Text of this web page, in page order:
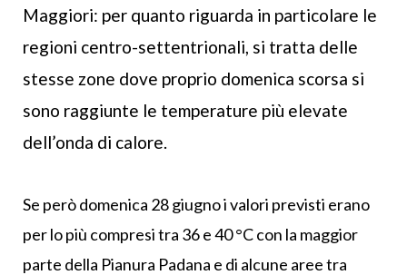
Maggiori: per quanto riguarda in particolare le
regioni centro-settentrionali, si tratta delle
stesse zone dove proprio domenica scorsa si
sono raggiunte le temperature più elevate
dell’onda di calore.
Se però domenica 28 giugno i valori previsti erano
per lo più compresi tra 36 e 40 °C con la maggior
parte della Pianura Padana e di alcune aree tra